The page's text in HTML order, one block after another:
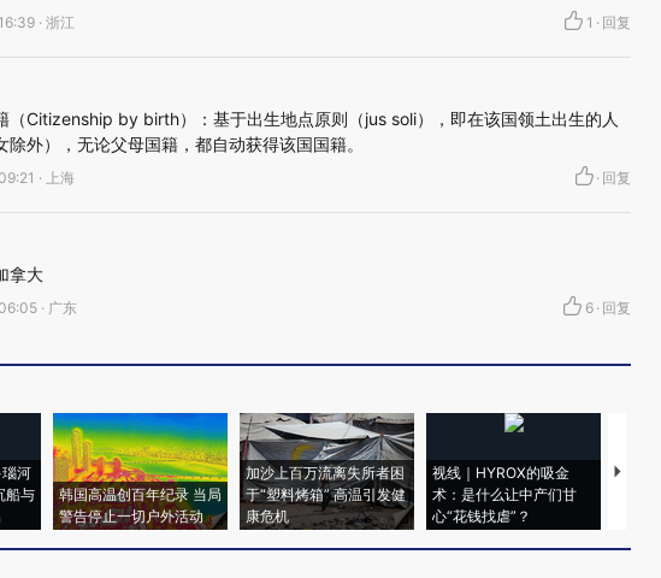
· 浙江 1 · 回复
（Citizenship by birth）：基于出生地点原则（jus soli），即在该国领土出生的人
除外），无论父母国籍，都自动获得该国国籍。
· 上海 · 回复
拿大
· 广东 6 · 回复
河
船与
韩国高温创百年纪录 当局
警告停止一切户外活动
加沙上百万流离失所者困
于“塑料烤箱” 高温引发健
康危机
视线｜HYROX的吸金
术：是什么让中产们甘
心“花钱找虐”？
马航